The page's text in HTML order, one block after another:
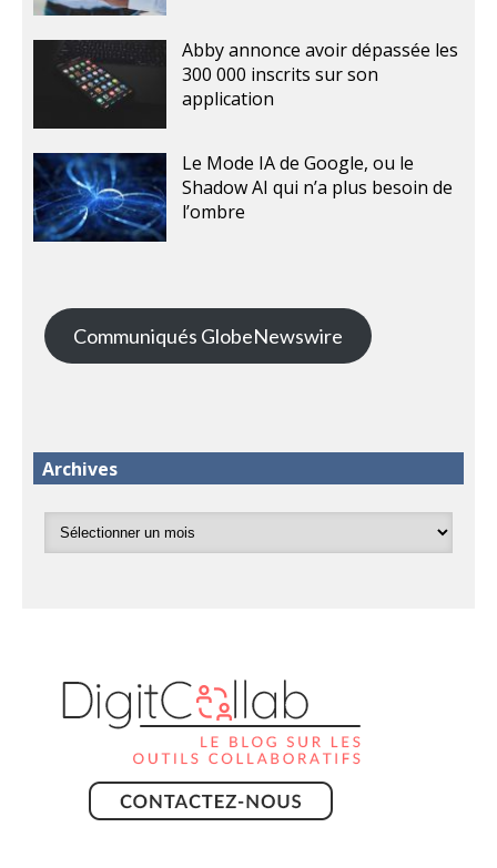
Abby annonce avoir dépassée les
300 000 inscrits sur son
application
Le Mode IA de Google, ou le
Shadow AI qui n’a plus besoin de
l’ombre
Communiqués GlobeNewswire
Archives